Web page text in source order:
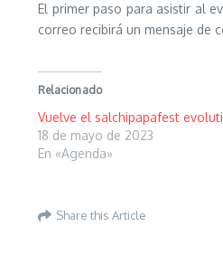
El primer paso para asistir al
correo recibirá un mensaje de
Relacionado
Vuelve el salchipapafest
18 de mayo de 2023
En «Agenda»
Share this Article